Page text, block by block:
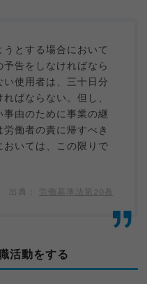
とする場合において
告をしなければなら
使用者は、三十日分
ばならない。但し、
由のために事業の継
働者の責に帰すべき
おいては、この限りで
労働基準法第20条
活動をする